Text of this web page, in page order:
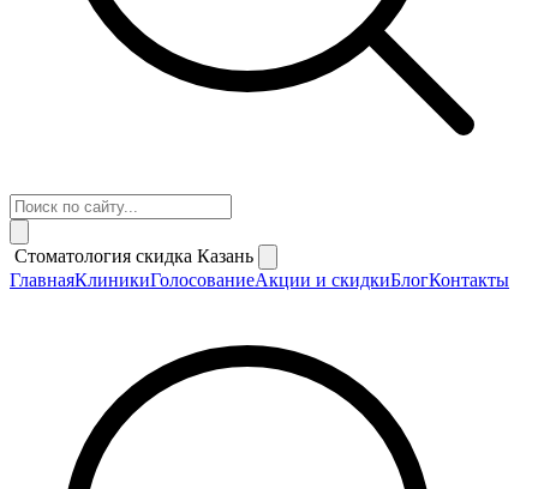
Стоматология скидка Казань
ГлавнаяКлиникиГолосованиеАкции и скидкиБлогКонтакты